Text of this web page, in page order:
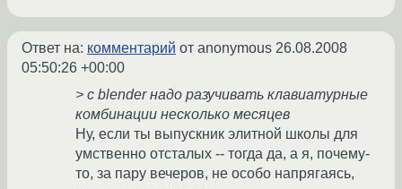
Ответ на: комментарий от anonymous 26.08.2008
05:50:26 +00:00
> с blender надо разучивать клавиатурные
комбинации несколько месяцев
Ну, если ты выпускник элитной школы для
умственно отсталых -- тогда да, а я, почему-
то, за пару вечеров, не особо напрягаясь,